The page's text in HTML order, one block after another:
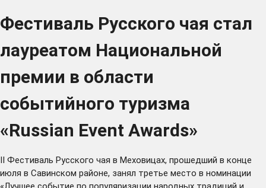
Фестиваль Русского чая стал
лауреатом Национальной
премии в области
событийного туризма
«Russian Event Awards»
II Фестиваль Русского чая в Меховицах, прошедший в конце
июля в Савинском районе, занял третье место в номинации